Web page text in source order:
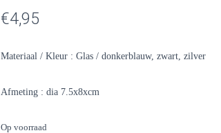
€4,95
Materiaal / Kleur : Glas / donkerblauw, zwart, zilver
Afmeting : dia 7.5x8xcm
Op voorraad